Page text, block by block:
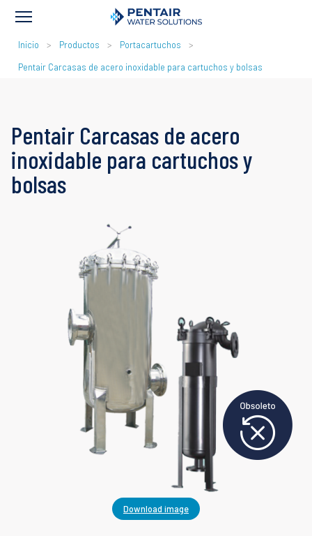
RUTA
DE
Inicio Productos
Portacartuchos
Pentair Carcasas de acero inoxidable para cartuchos y bolsas
Pentair Carcasas de acero
inoxidable para cartuchos y
bolsas
Download image